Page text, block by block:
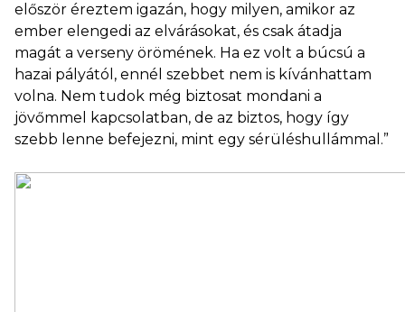
először éreztem igazán, hogy milyen, amikor az
ember elengedi az elvárásokat, és csak átadja
magát a verseny örömének. Ha ez volt a búcsú a
hazai pályától, ennél szebbet nem is kívánhattam
volna. Nem tudok még biztosat mondani a
jövőmmel kapcsolatban, de az biztos, hogy így
szebb lenne befejezni, mint egy sérüléshullámmal.”